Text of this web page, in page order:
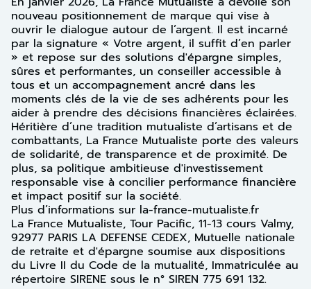
nouveau positionnement de marque qui vise à
ouvrir le dialogue autour de l’argent. Il est incarné
par la signature « Votre argent, il suffit d’en parler
» et repose sur des solutions d'épargne simples,
sûres et performantes, un conseiller accessible à
tous et un accompagnement ancré dans les
moments clés de la vie de ses adhérents pour les
aider à prendre des décisions financières éclairées.
Héritière d’une tradition mutualiste d’artisans et de
combattants, La France Mutualiste porte des valeurs
de solidarité, de transparence et de proximité. De
plus, sa politique ambitieuse d'investissement
responsable vise à concilier performance financière
et impact positif sur la société.
Plus d’informations sur la-france-mutualiste.fr
La France Mutualiste, Tour Pacific, 11-13 cours Valmy,
92977 PARIS LA DEFENSE CEDEX, Mutuelle nationale
de retraite et d'épargne soumise aux dispositions
du Livre II du Code de la mutualité, Immatriculée au
répertoire SIRENE sous le n° SIREN 775 691 132.